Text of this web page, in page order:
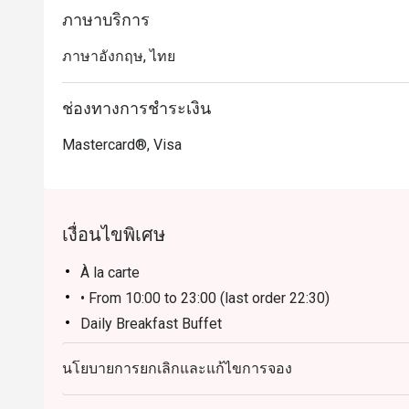
・สำหรับคนในพื้นที่ ที่นี่คือตัวเลือกอันดับหนึ่งสำหรับก
มีที่จอดรถกว้างขวาง และบริการที่แสนเป็นกันเอง
・การจองผ่านแอปหรือเว็บไซต์ Eatigo คือวิธีที่คุ้มค่าที่สุ
ภาษาบริการ
ภาษาอังกฤษ, ไทย
ช่องทางการชำระเงิน
Mastercard®, Visa
เงื่อนไขพิเศษ
À la carte
• From 10:00 to 23:00 (last order 22:30)
Daily Breakfast Buffet
• From 6:00 to 10:00
• Price: THB 650 per person
Friday BBQ Buffet Dinner
นโยบายการยกเลิกและแก้ไขการจอง